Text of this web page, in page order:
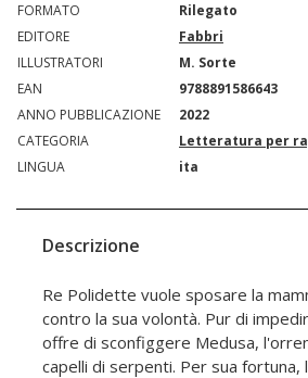
FORMATO
Rilegato
EDITORE
Fabbri
ILLUSTRATORI
M. Sorte
EAN
9788891586643
ANNO PUBBLICAZIONE
2022
CATEGORIA
Letteratura per
LINGUA
ita
Descrizione
Re Polidette vuole sposare la
contro la sua volontà. Pur di
offre di sconfiggere Medusa,
capelli di serpenti. Per sua